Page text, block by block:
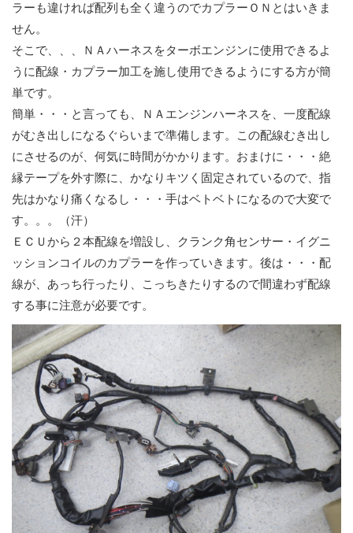
ラーも違ければ配列も全く違うのでカプラーＯＮとはいきま
せん。
そこで、、、ＮＡハーネスをターボエンジンに使用できるよ
うに配線・カプラー加工を施し使用できるようにする方が簡
単です。
簡単・・・と言っても、ＮＡエンジンハーネスを、一度配線
がむき出しになるぐらいまで準備します。この配線むき出し
にさせるのが、何気に時間がかかります。おまけに・・・絶
縁テープを外す際に、かなりキツく固定されているので、指
先はかなり痛くなるし・・・手はベトベトになるので大変で
す。。。（汗）
ＥＣＵから２本配線を増設し、クランク角センサー・イグニ
ッションコイルのカプラーを作っていきます。後は・・・配
線が、あっち行ったり、こっちきたりするので間違わず配線
する事に注意が必要です。